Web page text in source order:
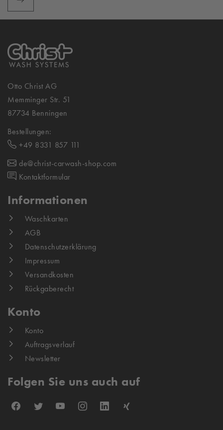
Otto Christ AG
Memminger Str. 51
87734 Benningen
Bestellungen:
+49 8331 857 111
de@christ-carwash-shop.com
Kontaktformular
Informationen
Waschkarten
AGB
Datenschutzerklärung
Impressum
Versandkosten
Rückgaberecht
Konto
Konto
Auftragsverlauf
Newsletter
Folgen Sie uns auch auf